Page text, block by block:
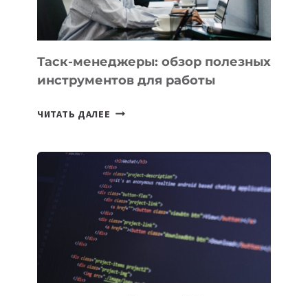
Таск-менеджеры: обзор полезных
инструментов для работы
ЧИТАТЬ ДАЛЕЕ ТАСК-
ПОЛЕЗНЫХ
ИНСТРУМЕНТОВ
ДЛЯ
РАБОТЫ